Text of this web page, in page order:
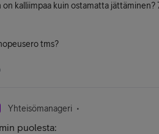
on kalliimpaa kuin ostamatta
tms?
Yhteisömanageri
puolesta: